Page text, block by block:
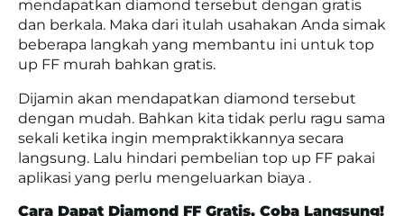
mendapatkan diamond tersebut dengan gratis
dan berkala. Maka dari itulah usahakan Anda simak
beberapa langkah yang membantu ini untuk top
up FF murah bahkan gratis.
Dijamin akan mendapatkan diamond tersebut
dengan mudah. Bahkan kita tidak perlu ragu sama
sekali ketika ingin mempraktikkannya secara
langsung. Lalu hindari pembelian top up FF pakai
aplikasi yang perlu mengeluarkan biaya .
Cara Dapat Diamond FF Gratis, Coba Langsung!